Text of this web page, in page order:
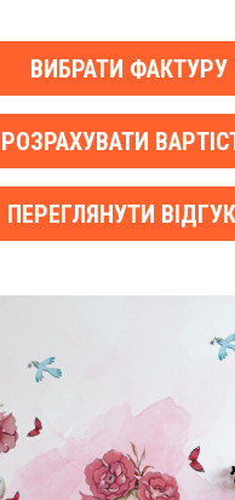
ВИБРАТИ ФАКТУРУ
РОЗРАХУВАТИ
ПЕРЕГЛЯНУТИ